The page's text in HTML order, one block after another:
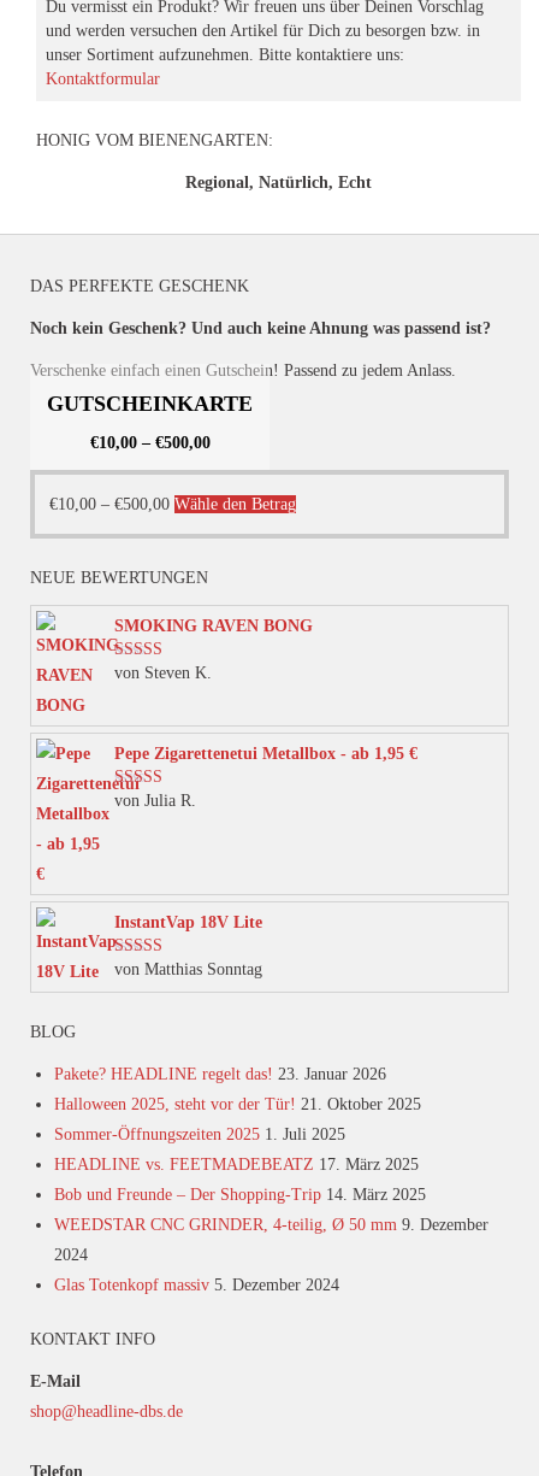
Du vermisst ein Produkt? Wir freuen uns über Deinen Vorschlag
und werden versuchen den Artikel für Dich zu besorgen bzw. in
unser Sortiment aufzunehmen. Bitte kontaktiere uns:
Kontaktformular
HONIG VOM BIENENGARTEN:
Regional, Natürlich, Echt
DAS PERFEKTE GESCHENK
Noch kein Geschenk? Und auch keine Ahnung was passend ist?
Verschenke einfach einen Gutschein! Passend zu jedem Anlass.
GUTSCHEINKARTE
€10,00– €500,00
€10,00 – €500,00 Wähle den BetragDieses
Produkt
Varianten
können
werden
NEUE BEWERTUNGEN
SMOKING RAVEN BONG
Bewertet mit
von Steven K.
Pepe Zigarettenetui Metallbox - ab 1,95 €
Bewertet mit
von Julia R.
InstantVap 18V Lite
Bewertet mit
von Matthias Sonntag
BLOG
Pakete? HEADLINE regelt das! 23. Januar 2026
Halloween 2025, steht vor der Tür! 21. Oktober 2025
Sommer-Öffnungszeiten 2025 1. Juli 2025
HEADLINE vs. FEETMADEBEATZ 17. März 2025
Bob und Freunde – Der Shopping-Trip 14. März 2025
WEEDSTAR CNC GRINDER, 4-teilig, Ø 50 mm 9. Dezember
2024
Glas Totenkopf massiv 5. Dezember 2024
KONTAKT INFO
E-Mail
shop@headline-dbs.de
Telefon